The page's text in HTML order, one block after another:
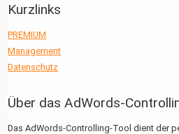
Kurzlinks
PREMIUM
Management
Datenschutz
Über das AdWords-
Das AdWords-Controlling-Tool dient der